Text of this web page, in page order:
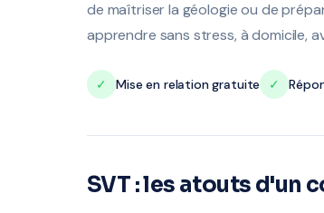
de maîtriser la géologie ou de
apprendre sans stress, à domicile,
✓ Mise en relation gratuite ✓
SVT : les atouts d'un